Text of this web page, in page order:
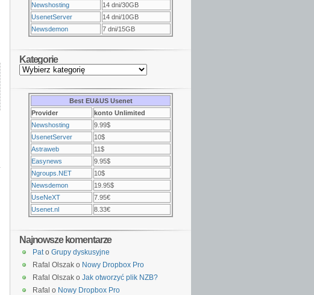
Newshosting
14 dni/30GB
UsenetServer
14 dni/10GB
Newsdemon
7 dni/15GB
Kategorie
Best EU&US Usenet
Provider
konto Unlimited
Newshosting
9.99$
UsenetServer
10$
Astraweb
11$
Easynews
9.95$
Ngroups.NET
10$
Newsdemon
19.95$
UseNeXT
7.95€
Usenet.nl
8.33€
Najnowsze komentarze
Pato Grupy dyskusyjne
Rafal Olszak o Nowy Dropbox Pro
Rafal Olszak o Jak otworzyć plik NZB?
Rafal o Nowy Dropbox Pro